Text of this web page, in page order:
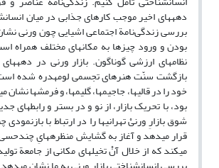
دهه‏های اخیر موجب کارهای جذابی در میان
بررسی زندگی‌نامة اجتماعی اشیایی چون ورنی
‌بودن و ورود چیزها به مکان‏های مختلف همراه
نظام‏های ارزشی گوناگون. بازار ورنی در
بازگشت سنّت هنرهای تجسمی لومه‏دره شده
خود را در قالی‏ها، جاجیم‏ها، گلیم‏ها، و فرمش‏ها
بود، با تحریک بازار، از نو و در بستر و
شوق بازارِ ورنیْ تهرانی‏ها را در ارتباط با
قرار می‏دهد و آغاز به گشایش منظره‏هایِ
‏می‏کند که از خلال آنْ تخیل‏های مکانی از جامعة